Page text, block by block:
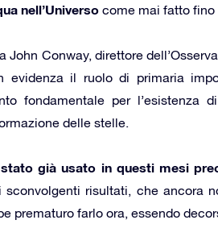
nell’Universo come mai fatto fino
John Conway, direttore
evidenza il ruolo di primaria
fondamentale per l’esistenza
delle stelle.
già usato in questi mesi
risultati, che ancora
prematuro farlo ora, essendo